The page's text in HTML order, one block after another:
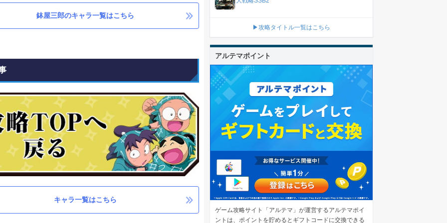
鉢屋三郎のキャラ一覧はこちら
キャラ一覧はこちら
▶攻略タイトル一覧はこちら
アルテマポイント
ゲーム攻略サイト「アルテマ」が運営するアルテマポイ
ントは、ポイントを貯めるとギフトコードに交換できる